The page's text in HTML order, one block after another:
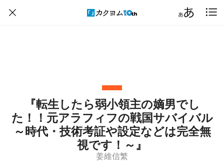
『転生したら弱小領主の嫡男でし
た！！元アラフィフの戦国サバイバル
～時代・技術考証や設定などは完全無
視です！～』
姜維信繁